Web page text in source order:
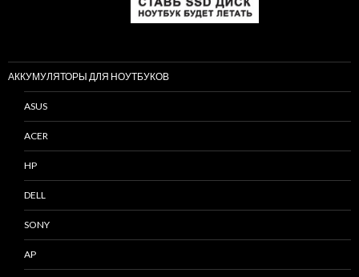
АККУМУЛЯТОРЫ ДЛЯ НОУТБУКОВ
ASUS
ACER
HP
DELL
SONY
AP